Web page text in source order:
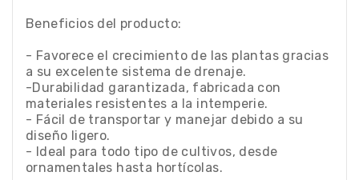
Beneficios del producto:
- Favorece el crecimiento de las plantas gracias
a su excelente sistema de drenaje.
-Durabilidad garantizada, fabricada con
materiales resistentes a la intemperie.
- Fácil de transportar y manejar debido a su
diseño ligero.
- Ideal para todo tipo de cultivos, desde
ornamentales hasta hortícolas.